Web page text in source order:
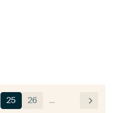
25 26 …